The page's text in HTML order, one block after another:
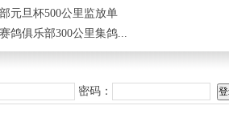
元旦杯500公里监放单
鸽俱乐部300公里集鸽...
密码：